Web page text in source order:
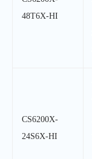
48T6X-HI
CS6200X-
24S6X-HI